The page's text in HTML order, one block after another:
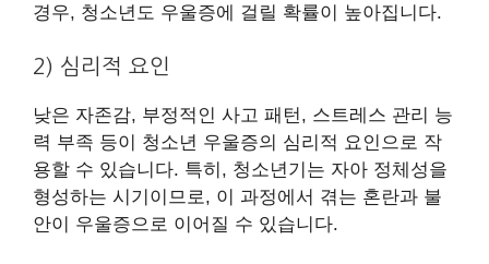
경우, 청소년도 우울증에 걸릴 확률이 높아집니다.
2) 심리적 요인
낮은 자존감, 부정적인 사고 패턴, 스트레스 관리 능
력 부족 등이 청소년 우울증의 심리적 요인으로 작
용할 수 있습니다. 특히, 청소년기는 자아 정체성을
형성하는 시기이므로, 이 과정에서 겪는 혼란과 불
안이 우울증으로 이어질 수 있습니다.